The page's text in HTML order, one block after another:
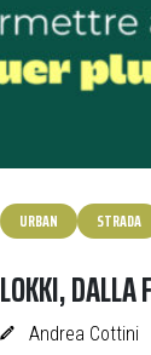
URBAN STRADA
LOKKI, DALLA
Andrea Cottini